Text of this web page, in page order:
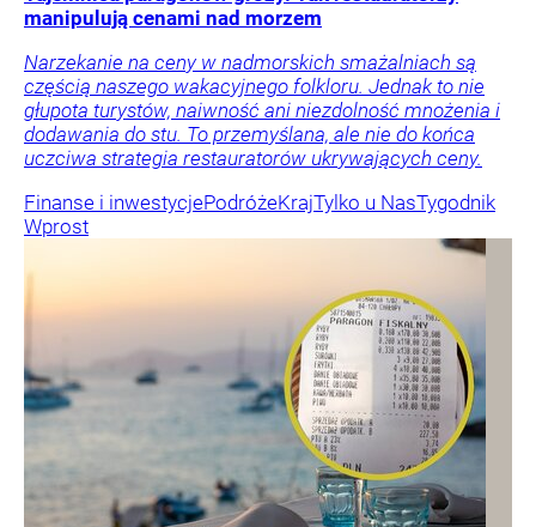
manipulują cenami nad morzem
Narzekanie na ceny w nadmorskich smażalniach są
częścią naszego wakacyjnego folkloru. Jednak to nie
głupota turystów, naiwność ani niezdolność mnożenia i
dodawania do stu. To przemyślana, ale nie do końca
uczciwa strategia restauratorów ukrywających ceny.
Finanse i inwestycjePodróżeKrajTylko u NasTygodnik
Wprost